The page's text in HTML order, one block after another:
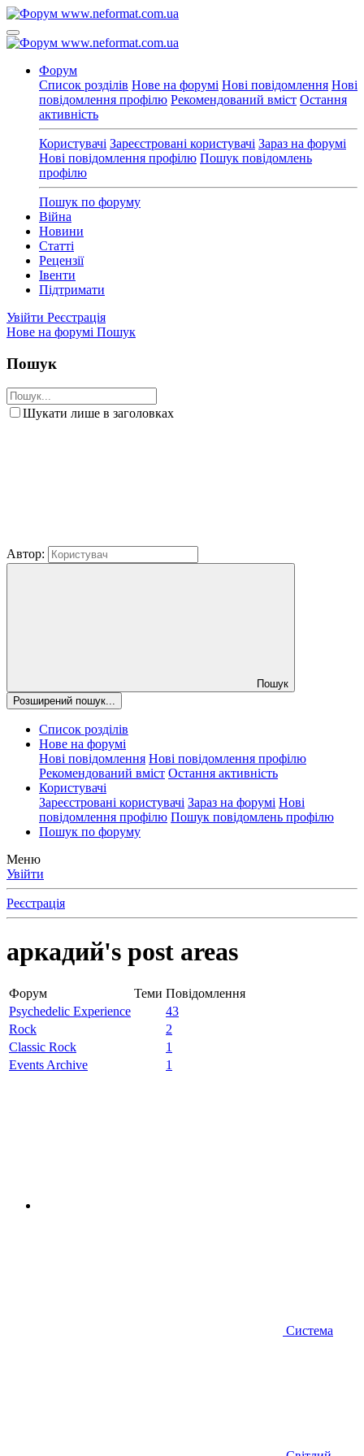
Форум
Список розділів Нове на форумі Нові повідомлення Нові
повідомлення профілю Рекомендований вміст Остання
активність
Користувачі Зареєстровані користувачі Зараз на форумі
Нові повідомлення профілю Пошук повідомлень
профілю
Пошук по форуму
Війна
Новини
Статті
Рецензії
Івенти
Підтримати
Увійти Реєстрація
Нове на форумі Пошук
Пошук
Шукати лише в заголовках
Автор:
Пошук
Розширений пошук...
Список розділів
Нове на форумі
Нові повідомлення Нові повідомлення профілю
Рекомендований вміст Остання активність
Користувачі
Зареєстровані користувачі Зараз на форумі Нові
повідомлення профілю Пошук повідомлень профілю
Пошук по форуму
Меню
Увійти
Реєстрація
аркадий's post areas
Форум Теми Повідомлення
Psychedelic Experience
43
Rock
2
Classic Rock
1
Events Archive
1
Система